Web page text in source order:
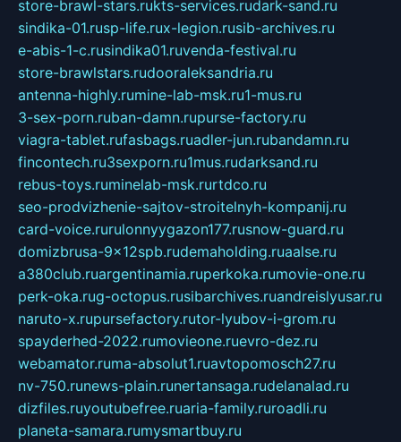
store-brawl-stars.rukts-services.rudark-sand.ru
sindika-01.rusp-life.rux-legion.rusib-archives.ru
e-abis-1-c.rusindika01.ruvenda-festival.ru
store-brawlstars.rudooraleksandria.ru
antenna-highly.rumine-lab-msk.ru1-mus.ru
3-sex-porn.ruban-damn.rupurse-factory.ru
viagra-tablet.rufasbags.ruadler-jun.rubandamn.ru
fincontech.ru3sexporn.ru1mus.rudarksand.ru
rebus-toys.ruminelab-msk.rurtdco.ru
seo-prodvizhenie-sajtov-stroitelnyh-kompanij.ru
card-voice.rurulonnyygazon177.rusnow-guard.ru
domizbrusa-9x12spb.rudemaholding.ruaalse.ru
a380club.ruargentinamia.ruperkoka.rumovie-one.ru
perk-oka.rug-octopus.rusibarchives.ruandreislyusar.ru
naruto-x.rupursefactory.rutor-lyubov-i-grom.ru
spayderhed-2022.rumovieone.ruevro-dez.ru
webamator.ruma-absolut1.ruavtopomosch27.ru
nv-750.runews-plain.runertansaga.rudelanalad.ru
dizfiles.ruyoutubefree.ruaria-family.ruroadli.ru
planeta-samara.rumysmartbuy.ru